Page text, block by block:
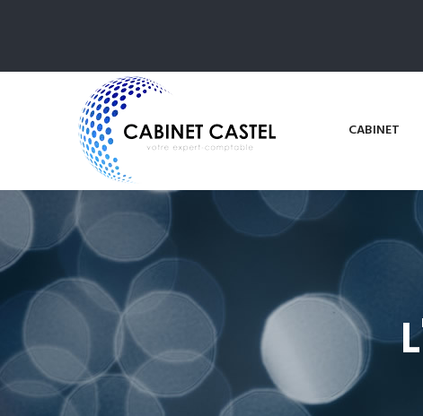
CABINET